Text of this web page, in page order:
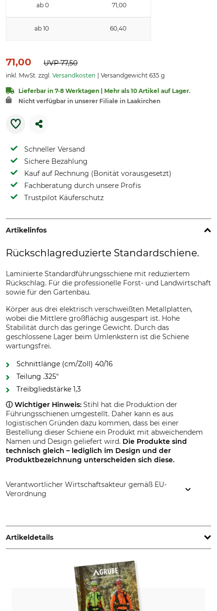
ab 0 71,00
ab 10 60,40
71,00 UVP77,50
inkl. MwSt. zzgl. Versandkosten Versandgewicht 635 g
Lieferbar in 7-8 Werktagen | Mehr als 10 Artikel auf Lager.
Nicht verfügbar in unserer Filiale in Laakirchen
Schneller Versand
Sichere Bezahlung
Kauf auf Rechnung (Bonität vorausgesetzt)
Fachberatung durch unsere Profis
Trustpilot Käuferschutz
Artikelinfos
Rückschlagreduzierte Standardschiene.
Laminierte Standardführungsschiene mit reduziertem
Rückschlag. Für die professionelle Forst- und Landwirtschaft
sowie für den Gartenbau.
Körper aus drei elektrisch verschweißten Metallplatten,
wobei die Mittlere großflächig ausgespart ist. Hohe
Stabilität durch das geringe Gewicht. Durch das
geschlossene Lager beim Umlenkstern ist die Schiene
wartungsfrei.
Schnittlänge (cm/Zoll) 40/16
Teilung .325"
Treibgliedstärke 1,3
ⓘ Wichtiger Hinweis: Stihl hat die Produktion der
Führungsschienen umgestellt. Daher kann es aus
logistischen Gründen dazu kommen, dass bei einer
Bestellung dieser Schiene ein Produkt mit abweichendem
Namen und Design geliefert wird. Die Produkte sind
technisch gleich – lediglich im Design und der
Produktbezeichnung unterscheiden sich diese.
Verantwortlicher Wirtschaftsakteur gemäß EU-
Verordnung
64807 Dieburg, Germany, www.stihl.de
Artikeldetails
Schnittlänge
40 cm
Treibgliedstärke/Nutbreite
Niete Umlenkstern
4